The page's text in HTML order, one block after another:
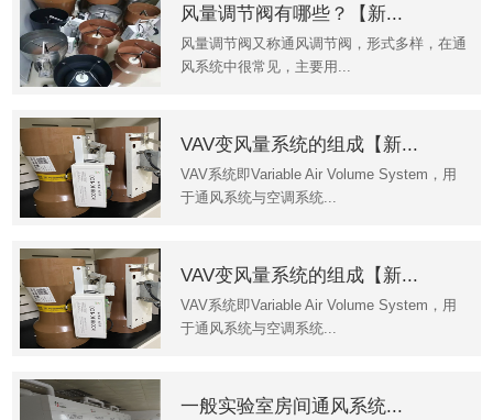
风量调节阀有哪些？【新...
风量调节阀又称通风调节阀，形式多样，在通
风系统中很常见，主要用...
VAV变风量系统的组成【新...
VAV系统即Variable Air Volume System，用
于通风系统与空调系统...
VAV变风量系统的组成【新...
VAV系统即Variable Air Volume System，用
于通风系统与空调系统...
一般实验室房间通风系统...